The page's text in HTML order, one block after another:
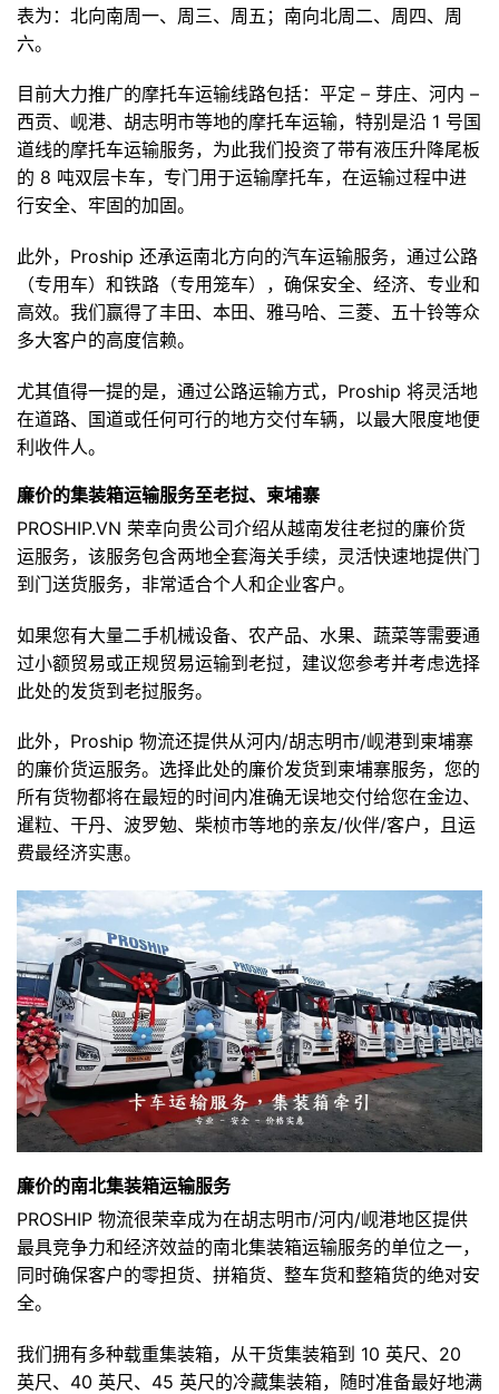
表为：北向南周一、周三、周五；南向北周二、周四、周
六。
目前大力推广的摩托车运输线路包括：平定 – 芽庄、河内 –
西贡、岘港、胡志明市等地的摩托车运输，特别是沿 1 号国
道线的摩托车运输服务，为此我们投资了带有液压升降尾板
的 8 吨双层卡车，专门用于运输摩托车，在运输过程中进
行安全、牢固的加固。
此外，Proship 还承运南北方向的汽车运输服务，通过公路
（专用车）和铁路（专用笼车），确保安全、经济、专业和
高效。我们赢得了丰田、本田、雅马哈、三菱、五十铃等众
多大客户的高度信赖。
尤其值得一提的是，通过公路运输方式，Proship 将灵活地
在道路、国道或任何可行的地方交付车辆，以最大限度地便
利收件人。
廉价的集装箱运输服务至老挝、柬埔寨
PROSHIP.VN 荣幸向贵公司介绍从越南发往老挝的廉价货
运服务，该服务包含两地全套海关手续，灵活快速地提供门
到门送货服务，非常适合个人和企业客户。
如果您有大量二手机械设备、农产品、水果、蔬菜等需要通
过小额贸易或正规贸易运输到老挝，建议您参考并考虑选择
此处的发货到老挝服务。
此外，Proship 物流还提供从河内/胡志明市/岘港到柬埔寨
的廉价货运服务。选择此处的廉价发货到柬埔寨服务，您的
所有货物都将在最短的时间内准确无误地交付给您在金边、
暹粒、干丹、波罗勉、柴桢市等地的亲友/伙伴/客户，且运
费最经济实惠。
廉价的南北集装箱运输服务
PROSHIP 物流很荣幸成为在胡志明市/河内/岘港地区提供
最具竞争力和经济效益的南北集装箱运输服务的单位之一，
同时确保客户的零担货、拼箱货、整车货和整箱货的绝对安
全。
我们拥有多种载重集装箱，从干货集装箱到 10 英尺、20
英尺、40 英尺、45 英尺的冷藏集装箱，随时准备最好地满